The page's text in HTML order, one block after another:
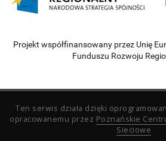
Projekt współfinansowany przez Unię
Funduszu Rozwoju
Ten serwis działa dzięki
opracowanemu przez Poznańskie
Sieciowe